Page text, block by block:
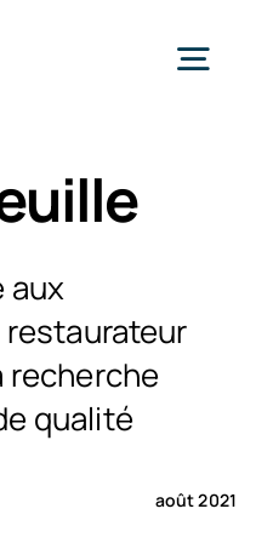
Hôtellerie et
Collectivité
La cuisson
aux
restaurateur
recherche
qualité
août 2021